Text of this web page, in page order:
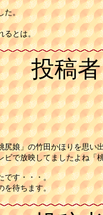
た。
るとは。
投稿者
娘」の竹田かほりを思い
ビで放映してましたよね
です・・・。
を待ちます。